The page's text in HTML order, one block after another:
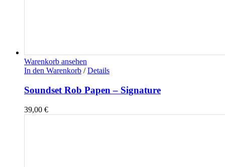
Warenkorb ansehen
In den Warenkorb / Details
Soundset Rob Papen – Signature
39,00 €